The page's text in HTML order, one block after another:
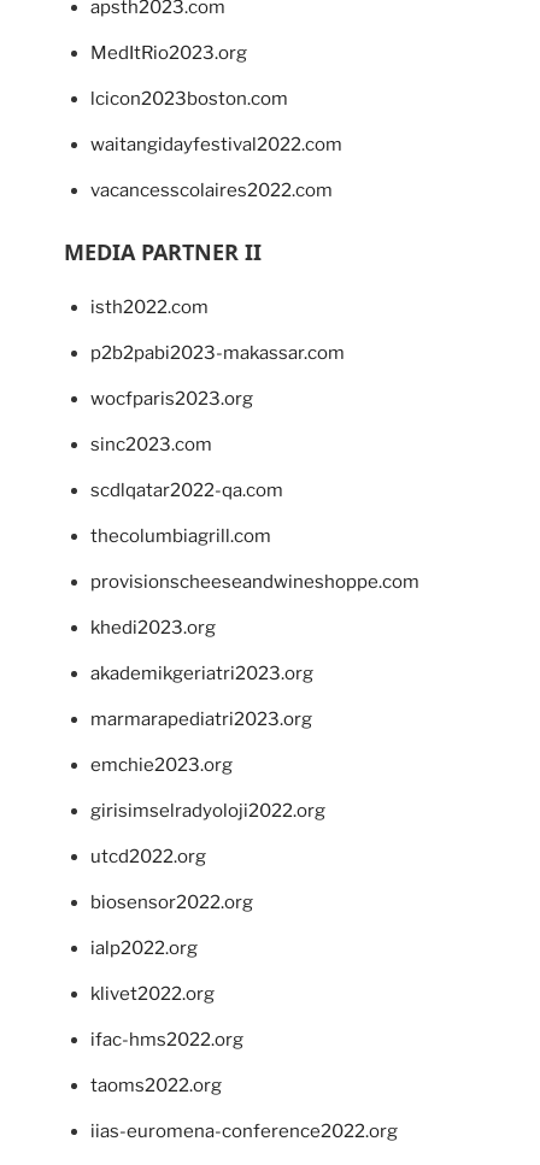
apsth2023.com
MedItRio2023.org
lcicon2023boston.com
waitangidayfestival2022.com
vacancesscolaires2022.com
MEDIA PARTNER II
isth2022.com
p2b2pabi2023-makassar.com
wocfparis2023.org
sinc2023.com
scdlqatar2022-qa.com
thecolumbiagrill.com
provisionscheeseandwineshoppe.com
khedi2023.org
akademikgeriatri2023.org
marmarapediatri2023.org
emchie2023.org
girisimselradyoloji2022.org
utcd2022.org
biosensor2022.org
ialp2022.org
klivet2022.org
ifac-hms2022.org
taoms2022.org
iias-euromena-conference2022.org